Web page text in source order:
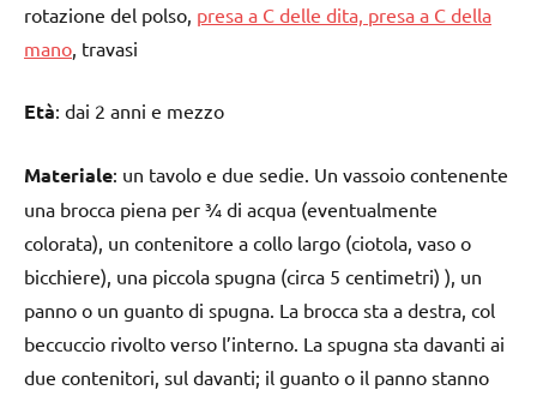
rotazione del polso, presa a C delle dita, presa a C della
mano , travasi
Età: dai 2 anni e mezzo
Materiale: un tavolo e due sedie. Un vassoio contenente
una brocca piena per ¾ di acqua (eventualmente
colorata), un contenitore a collo largo (ciotola, vaso o
bicchiere), una piccola spugna (circa 5 centimetri) ), un
panno o un guanto di spugna. La brocca sta a destra, col
beccuccio rivolto verso l’interno. La spugna sta davanti ai
due contenitori, sul davanti; il guanto o il panno stanno